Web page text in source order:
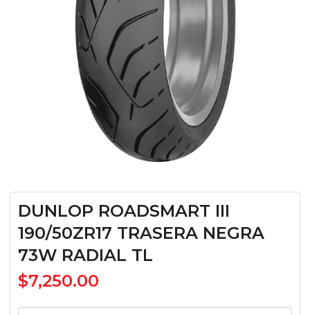
DUNLOP ROADSMART III
190/50ZR17 TRASERA NEGRA
73W RADIAL TL
$7,250.00